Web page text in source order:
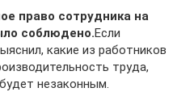
право сотрудника на
соблюдено.Если
какие из работников
труда,
незаконным.